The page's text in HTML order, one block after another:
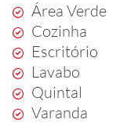
Área Verde
Cozinha
Escritório
Lavabo
Quintal
Varanda